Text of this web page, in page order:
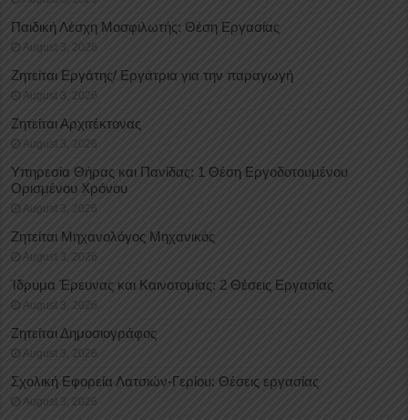
Παιδική Λέσχη Μοσφιλωτής: Θέση Εργασίας
August 3, 2026
Ζητείται Εργάτης/ Εργάτρια για την παραγωγή
August 3, 2026
Ζητείται Αρχιτέκτονας
August 3, 2026
Υπηρεσία Θήρας και Πανίδας: 1 Θέση Eργοδοτουμένου
Oρισμένου Xρόνου
August 3, 2026
Ζητείται Μηχανολόγος Μηχανικός
August 3, 2026
Ίδρυμα Έρευνας και Καινοτομίας: 2 Θέσεις Εργασίας
August 3, 2026
Ζητείται Δημοσιογράφος
August 3, 2026
Σχολική Εφορεία Λατσιών-Γερίου: Θέσεις εργασίας
August 3, 2026